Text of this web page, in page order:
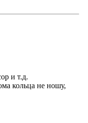
и т.д.
кольца не ношу,